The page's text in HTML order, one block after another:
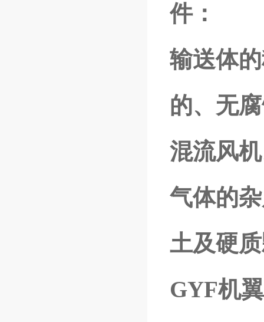
件：
输送体
的、无
混流风
气体的
土及硬
GYF机